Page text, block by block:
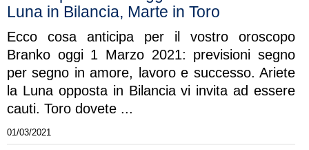
Luna in Bilancia, Marte in Toro
Ecco cosa anticipa per il vostro oroscopo
Branko oggi 1 Marzo 2021: previsioni segno
per segno in amore, lavoro e successo. Ariete
la Luna opposta in Bilancia vi invita ad essere
cauti. Toro dovete ...
01/03/2021